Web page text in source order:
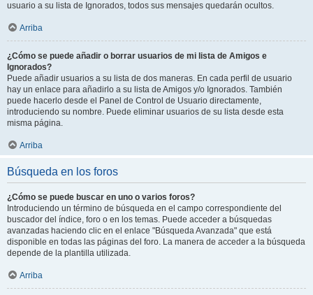
usuario a su lista de Ignorados, todos sus mensajes quedarán ocultos.
Arriba
¿Cómo se puede añadir o borrar usuarios de mi lista de Amigos e
Ignorados?
Puede añadir usuarios a su lista de dos maneras. En cada perfil de usuario
hay un enlace para añadirlo a su lista de Amigos y/o Ignorados. También
puede hacerlo desde el Panel de Control de Usuario directamente,
introduciendo su nombre. Puede eliminar usuarios de su lista desde esta
misma página.
Arriba
Búsqueda en los foros
¿Cómo se puede buscar en uno o varios foros?
Introduciendo un término de búsqueda en el campo correspondiente del
buscador del índice, foro o en los temas. Puede acceder a búsquedas
avanzadas haciendo clic en el enlace "Búsqueda Avanzada" que está
disponible en todas las páginas del foro. La manera de acceder a la búsqueda
depende de la plantilla utilizada.
Arriba